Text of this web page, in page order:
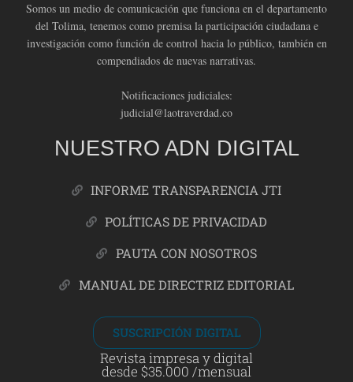
Somos un medio de comunicación que funciona en el departamento
del Tolima, tenemos como premisa la participación ciudadana e
investigación como función de control hacia lo público, también en
compendiados de nuevas narrativas.
Notificaciones judiciales:
judicial@laotraverdad.co
NUESTRO ADN DIGITAL
INFORME TRANSPARENCIA JTI
POLÍTICAS DE PRIVACIDAD
PAUTA CON NOSOTROS
MANUAL DE DIRECTRIZ EDITORIAL
SUSCRIPCIÓN DIGITAL
Revista impresa y digital
desde $35.000 /mensual